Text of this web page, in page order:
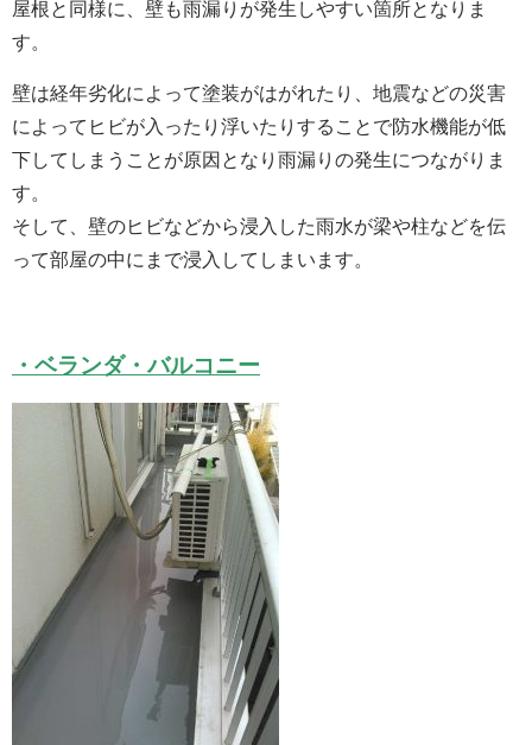
屋根と同様に、壁も雨漏りが発生しやすい箇所となりま
す。
壁は経年劣化によって塗装がはがれたり、地震などの災害
によってヒビが入ったり浮いたりすることで防水機能が低
下してしまうことが原因となり雨漏りの発生につながりま
す。
そして、壁のヒビなどから浸入した雨水が梁や柱などを伝
って部屋の中にまで浸入してしまいます。
・ベランダ・バルコニー